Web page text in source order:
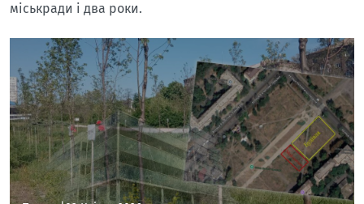
міськради і два роки.